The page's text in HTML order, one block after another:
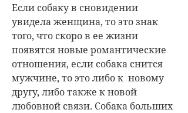
Если собаку в сновидении
увидела женщина, то это знак
того, что скоро в ее жизни
появятся новые романтические
отношения, если собака снится
мужчине, то это либо к новому
другу, либо также к новой
любовной связи. Собака больших